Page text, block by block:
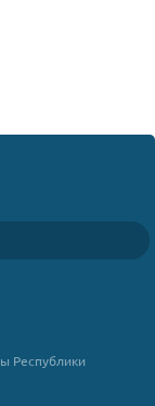
Республики